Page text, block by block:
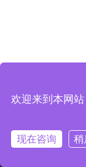
欢迎来到本网
现在咨询 稍